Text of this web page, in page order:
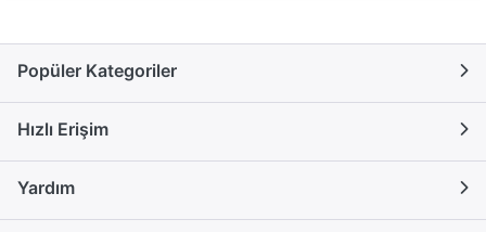
Popüler Kategoriler
Hızlı Erişim
Yardım